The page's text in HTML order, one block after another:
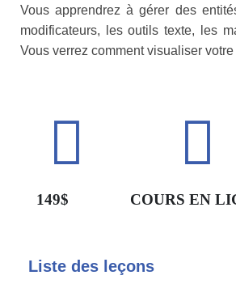
Vous apprendrez à gérer des
modificateurs, les outils texte, les
Vous verrez comment visualiser votre
149$ COURS EN
Liste des leçons